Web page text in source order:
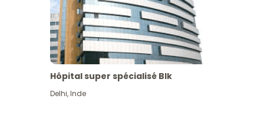
Hôpital super spécialisé Blk
Delhi,Inde